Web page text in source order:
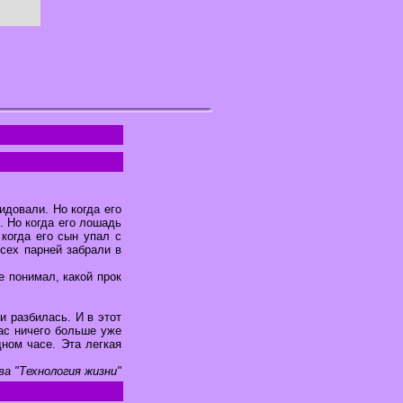
Но когда его
Но когда его лошадь
его сын упал с
парней забрали в
понимал, какой прок
разбилась. И в этот
ничего больше уже
часе. Эта легкая
"Технология жизни"